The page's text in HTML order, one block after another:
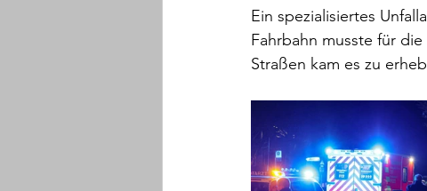
Ein spezialisiertes
Fahrbahn musste für
Straßen kam es zu